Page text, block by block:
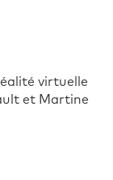
virtuelle
et Martine